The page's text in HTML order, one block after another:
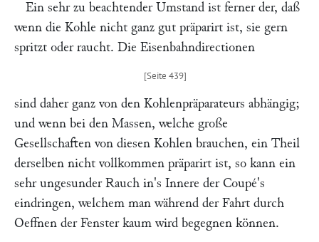
Ein sehr zu beachtender Umstand ist ferner der, daß
wenn die Kohle nicht ganz gut präparirt ist, sie gern
spritzt oder raucht. Die Eisenbahndirectionen
sind daher ganz von den Kohlenpräparateurs abhängig;
und wenn bei den Massen, welche große
Gesellschaften von diesen Kohlen brauchen, ein Theil
derselben nicht vollkommen präparirt ist, so kann ein
sehr ungesunder Rauch in's Innere der Coupé's
eindringen, welchem man während der Fahrt durch
Oeffnen der Fenster kaum wird begegnen können.